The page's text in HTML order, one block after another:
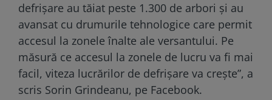
defrișare au tăiat peste 1.300 de arbori și au
avansat cu drumurile tehnologice care permit
accesul la zonele înalte ale versantului. Pe
măsură ce accesul la zonele de lucru va fi mai
facil, viteza lucrărilor de defrișare va crește”, a
scris Sorin Grindeanu, pe Facebook.